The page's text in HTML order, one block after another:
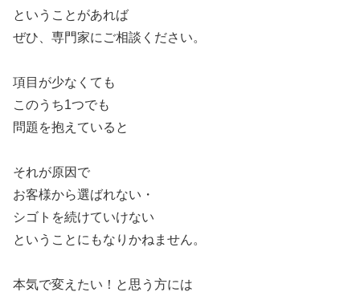
ということがあれば
ぜひ、専門家にご相談ください。
項目が少なくても
このうち1つでも
問題を抱えていると
それが原因で
お客様から選ばれない・
シゴトを続けていけない
ということにもなりかねません。
本気で変えたい！と思う方には